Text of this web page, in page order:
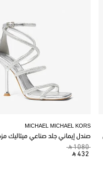
MICHAEL MICHAEL KORS
صندل إيماني جلد صناعي ميتاليك
‎ ⃁ 1080 ‎
‎ ⃁ 432 ‎